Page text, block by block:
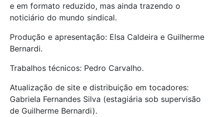
e em formato reduzido, mas ainda trazendo o
noticiário do mundo sindical.
Produção e apresentação: Elsa Caldeira e Guilherme
Bernardi.
Trabalhos técnicos: Pedro Carvalho.
Atualização de site e distribuição em tocadores:
Gabriela Fernandes Silva (estagiária sob supervisão
de Guilherme Bernardi).